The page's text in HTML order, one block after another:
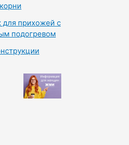
для прихожей с
подогревом